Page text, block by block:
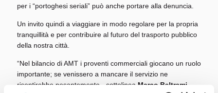
per i “portoghesi seriali” può anche portare alla denuncia.
Un invito quindi a viaggiare in modo regolare per la propria
tranquillità e per contribuire al futuro del trasporto pubblico
della nostra città.
“Nel bilancio di AMT i proventi commerciali giocano un ruolo
importante; se venissero a mancare il servizio ne
risentirebbe pesantemente - sottolinea Marco Beltrami